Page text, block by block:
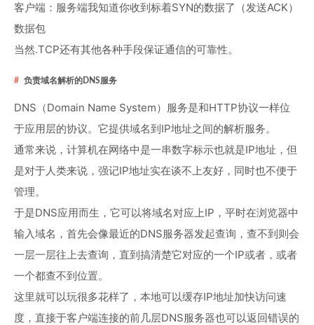
客户端：服务端我知道你收到标着SYN的数据了（发送ACK）
数据包
当然.TCP还有其他各种手段保证通信的可靠性。
负责域名解析的DNS服务
DNS（Domain Name System）服务是和HTTP协议一样位
于应用层的协议。它提供域名到IP地址之间的解析服务。
通常来说，计算机在网络中是一串数字标示也就是IP地址，但
是对于人类来说，强记IP地址实在谈不上友好，同时也不便于
管理。
于是DNS应用而生，它可以将域名对应上IP，平时在浏览器中
输入域名，首先会像最近的DNS服务器发起查询，查不到则会
一层一层往上去查询，直到搞清楚它对应的一个IP或者，或者
一个都查不到位置。
这里就可以玩很多花样了，本地可以缓存IP地址加快访问速
度，直接于客户端连接的前几层DNS服务器也可以返回错误的